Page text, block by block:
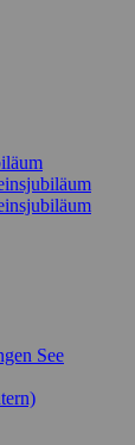
See